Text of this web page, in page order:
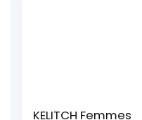
KELITCH Femmes